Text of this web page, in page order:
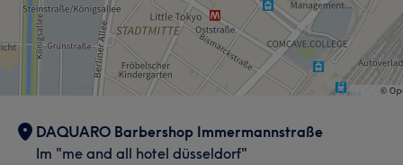
DAQUARO Barbershop Immermannstraße
Im "me and all hotel düsseldorf"